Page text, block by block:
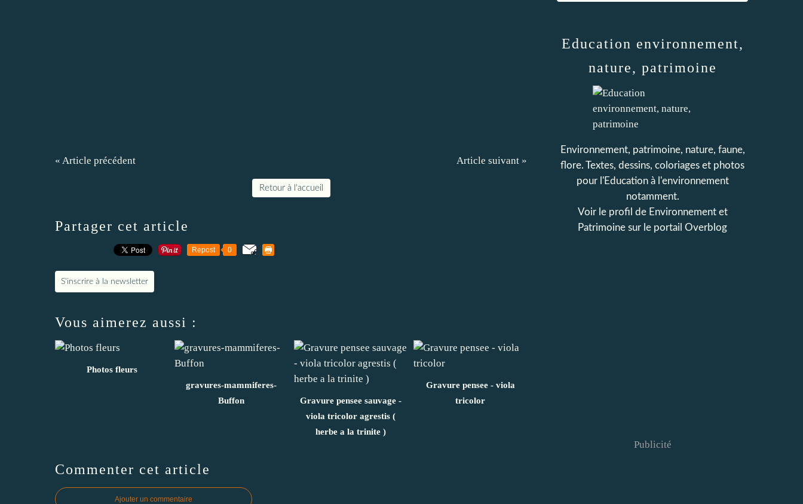
« Article précédent Article suivant »
Retour à l'accueil
Partager cet article
Repost 0
S'inscrire à la newsletter
Vous aimerez aussi :
Photos fleurs
gravures-mammiferes-
Buffon
Gravure pensee sauvage -
viola tricolor agrestis (
herbe a la trinite )
Gravure pensee - viola
tricolor
Commenter cet article
Ajouter un commentaire
Education environnement,
nature, patrimoine
Environnement, patrimoine, nature, faune,
flore. Textes, dessins, coloriages et photos
pour l'Education à l'environnement
notamment.
Voir le profil de Environnement et
Patrimoine sur le portail Overblog
Publicité